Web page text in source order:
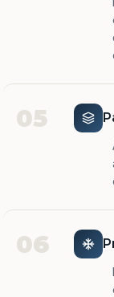
05
06